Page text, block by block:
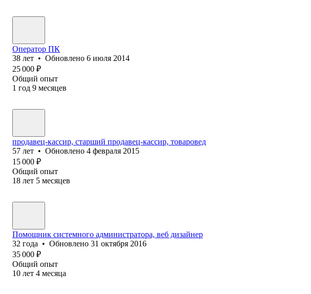
Оператор ПК
38 лет • Обновлено 6 июля 2014
25 000 ₽
Общий опыт
1 год 9 месяцев
продавец-кассир, старший продавец-кассир, товаровед
57 лет • Обновлено 4 февраля 2015
15 000 ₽
Общий опыт
18 лет 5 месяцев
Помощник системного администратора, веб дизайнер
32 года • Обновлено 31 октября 2016
35 000 ₽
Общий опыт
10 лет 4 месяца